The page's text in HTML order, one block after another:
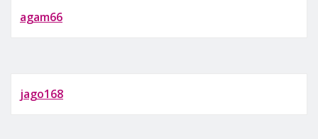
agam66
jago168